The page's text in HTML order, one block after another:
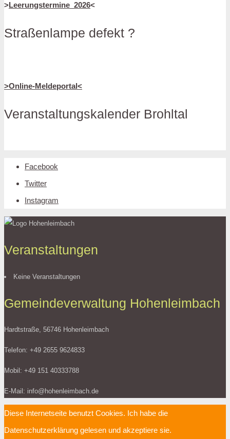
>Leerungstermine_2026<
Straßenlampe defekt ?
>Online-Meldeportal<
Veranstaltungskalender Brohltal
Facebook
Twitter
Instagram
Veranstaltungen
Keine Veranstaltungen
Gemeindeverwaltung Hohenleimbach
Hardtstraße, 56746 Hohenleimbach
Telefon: +49 2655 9624833
Mobil: +49 151 40333788
E-Mail: info@hohenleimbach.de
Diese Internetseite benutzt Cookies. Ich habe die
Datenschutzerklärung gelesen und akzeptiere sie.